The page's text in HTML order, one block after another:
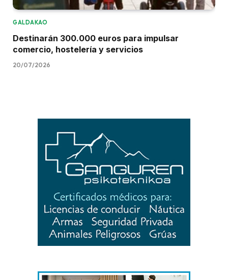
GALDAKAO
Destinarán 300.000 euros para impulsar
comercio, hostelería y servicios
20/07/2026